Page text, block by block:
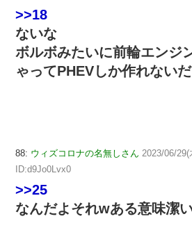
>>18
ないな
ボルボみたいに前輪エンジ
ゃってPHEVしか作れない
88: ウィズコロナの名無しさん 2023/06/
ID:d9Jo0Lvx0
>>25
なんだよそれwある意味潔